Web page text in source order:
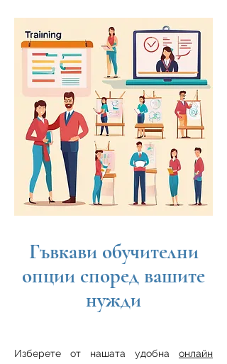
Гъвкави обучителни
опции според вашите
нужди
Изберете от нашата удобна онлайн